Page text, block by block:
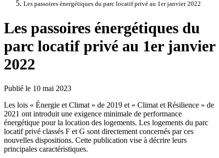
Les passoires énergétiques du parc locatif privé au 1er janvier 2022
Les passoires énergétiques du
parc locatif privé au 1er janvier
2022
Publié le 10 mai 2023
Les lois « Énergie et Climat » de 2019 et « Climat et Résilience » de
2021 ont introduit une exigence minimale de performance
énergétique pour la location des logements. Les logements du parc
locatif privé classés F et G sont directement concernés par ces
nouvelles dispositions. Cette publication vise à décrire leurs
principales caractéristiques.